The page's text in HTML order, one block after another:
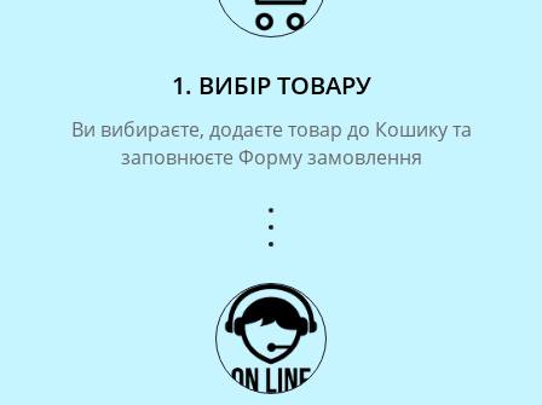
1. ВИБІР ТОВАРУ
Ви вибираєте, додаєте товар до Кошику та
заповнюєте Форму замовлення